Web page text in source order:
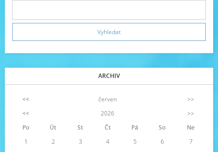
ARCHIV
<< červen
>>
<<
2026
>>
Po
Út St Čt Pá So
Ne
1
2 3 4 5 6
7